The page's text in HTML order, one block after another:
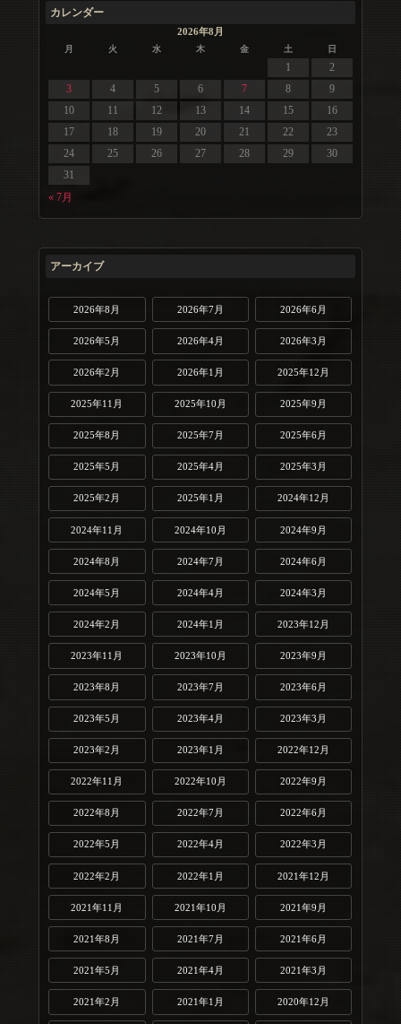
カレンダー
2026年8月
月 火 水 木 金 土 日
« 7月
1
2
3
4 5 6 7 8
9
10
11 12 13 14 15
16
17
18 19 20 21 22
23
24
25 26 27 28 29
30
31
アーカイブ
2026年8月 2026年7月 2026年6月
2026年5月 2026年4月 2026年3月
2026年2月 2026年1月 2025年12月
2025年11月 2025年10月 2025年9月
2025年8月 2025年7月 2025年6月
2025年5月 2025年4月 2025年3月
2025年2月 2025年1月 2024年12月
2024年11月 2024年10月 2024年9月
2024年8月 2024年7月 2024年6月
2024年5月 2024年4月 2024年3月
2024年2月 2024年1月 2023年12月
2023年11月 2023年10月 2023年9月
2023年8月 2023年7月 2023年6月
2023年5月 2023年4月 2023年3月
2023年2月 2023年1月 2022年12月
2022年11月 2022年10月 2022年9月
2022年8月 2022年7月 2022年6月
2022年5月 2022年4月 2022年3月
2022年2月 2022年1月 2021年12月
2021年11月 2021年10月 2021年9月
2021年8月 2021年7月 2021年6月
2021年5月 2021年4月 2021年3月
2021年2月 2021年1月 2020年12月